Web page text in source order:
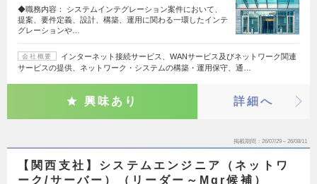
◆職務内容： システムインテグレーション案件において、
提案、要件定義、設計、構築、運用に関わる一環したインテ
グレーションや…
会社概要
インターネット接続サービス、WANサービス及びネットワーク関連
サービスの提供、ネットワーク・システムの構築・運用保守、通…
興味あり 詳細へ
掲載期間 26/07/29～26/08/11
【関西支社】システムエンジニア（ネットワ
ーク/サーバー）（リーダー～Mgr候補）